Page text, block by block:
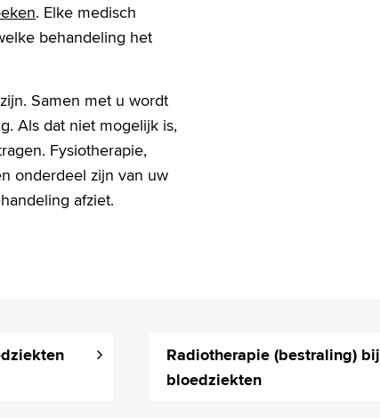
. Elke medisch
behandeling het
Samen met u wordt
Als dat niet mogelijk is,
Fysiotherapie,
onderdeel zijn van uw
afziet.
Radiotherapie (bestraling) bij
bloedziekten